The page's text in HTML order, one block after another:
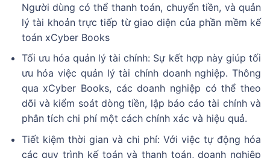
Người dùng có thể thanh toán, chuyển tiền, và quản
lý tài khoản trực tiếp từ giao diện của phần mềm kế
toán xCyber Books
Tối ưu hóa quản lý tài chính: Sự kết hợp này giúp tối
ưu hóa việc quản lý tài chính doanh nghiệp. Thông
qua xCyber Books, các doanh nghiệp có thể theo
dõi và kiểm soát dòng tiền, lập báo cáo tài chính và
phân tích chi phí một cách chính xác và hiệu quả.
Tiết kiệm thời gian và chi phí: Với việc tự động hóa
các quy trình kế toán và thanh toán, doanh nghiệp